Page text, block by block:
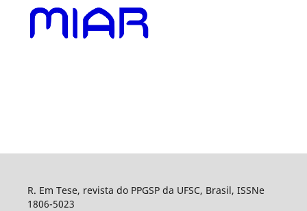
R. Em Tese, revista do PPGSP da UFSC, Brasil, ISSNe
1806-5023